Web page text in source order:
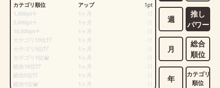
カテゴリ順位
アップ 1 pt
1,000pt
1ヶ月
日
5,000pt
1ヶ月
日
10,000pt
1ヶ月
日
カテゴリ10位
1ヶ月
日
カテゴリ5位
1ヶ月
日
カテゴリ1位
1ヶ月
日
総合10位
1ヶ月
日
総合5位
1ヶ月
日
総合1位
1ヶ月 日
週
月
年
推し
パワー
総合
順位
カテゴリ
順位